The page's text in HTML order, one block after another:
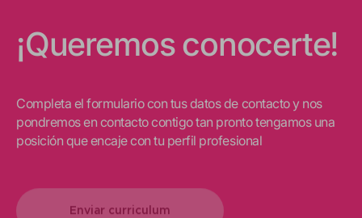
¡Queremos conocerte!
Completa el formulario con tus datos de contacto y nos
pondremos en contacto contigo tan pronto tengamos una
posición que encaje con tu perfil profesional